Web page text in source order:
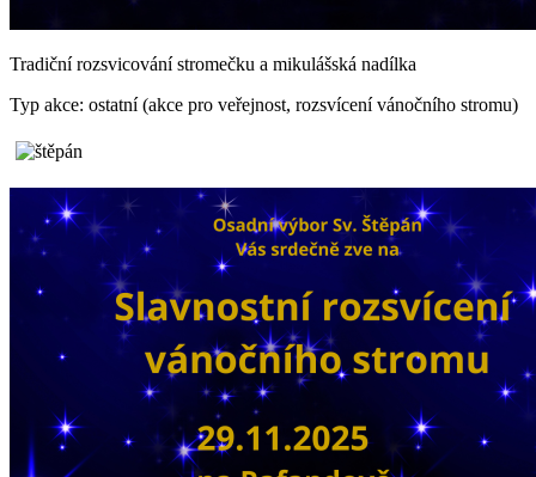
Tradiční rozsvicování stromečku a mikulášská nadílka
Typ akce: ostatní (akce pro veřejnost, rozsvícení vánočního stromu)